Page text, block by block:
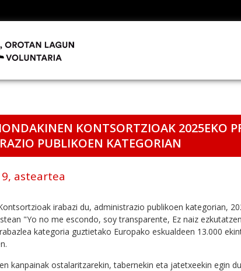
KONTSORTZIOAK 2025EKO
PUBLIKOEN KATEGORIAN
asteartea
irabazi du, administrazio publikoen kategorian,
"Yo no me escondo, soy transparente, Ez naiz
kategoria guztietako Europako eskualdeen 13.000
kanpainak ostalaritzarekin, tabernekin eta jatetxeekin egin